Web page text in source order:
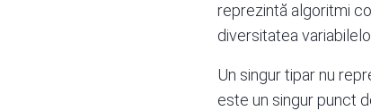
reprezintă algoritmi
diversitatea
Un singur tipar nu
este un singur punct